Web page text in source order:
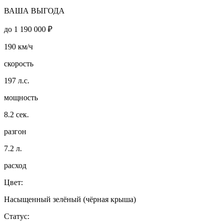
ВАША ВЫГОДА
до 1 190 000 ₽
190 км/ч
скорость
197 л.с.
мощность
8.2 сек.
разгон
7.2 л.
расход
Цвет:
Насыщенный зелёный (чёрная крыша)
Статус: